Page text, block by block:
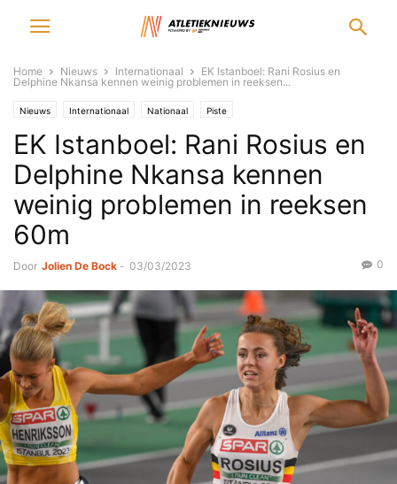
Home Nieuws Internationaal
EK Istanboel: Rani Rosius en
Delphine Nkansa kennen weinig problemen in reeksen...
Nieuws Internationaal Nationaal Piste
EK Istanboel: Rani Rosius en
Delphine Nkansa kennen
weinig problemen in reeksen
60m
Door Jolien De Bock - 03/03/2023 0